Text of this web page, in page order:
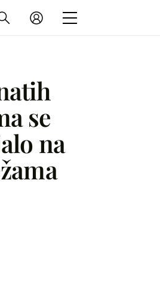
se
na